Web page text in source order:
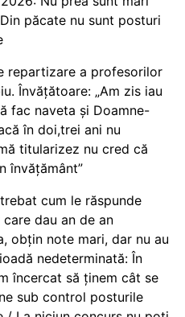
păcate nu sunt posturi
repartizare a profesorilor
Învățătoare: „Am zis iau
fac naveta și Doamne-
în doi,trei ani nu
titularizez nu cred că
învățământ”
cum le răspunde
dau an de an
obțin note mari, dar nu au
nedeterminată: În
încercat să ținem cât se
sub control posturile